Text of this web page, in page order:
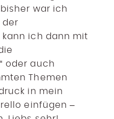
war ich
der
kann ich dann mit
oder auch
Themen
in mein
einfügen –